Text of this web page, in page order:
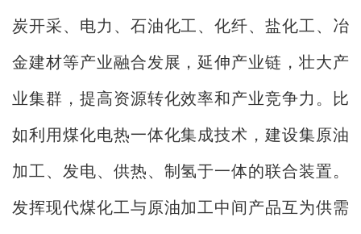
炭开采、电力、石油化工、化纤、盐化工、冶
金建材等产业融合发展，延伸产业链，壮大产
业集群，提高资源转化效率和产业竞争力。比
如利用煤化电热一体化集成技术，建设集原油
加工、发电、供热、制氢于一体的联合装置。
发挥现代煤化工与原油加工中间产品互为供需